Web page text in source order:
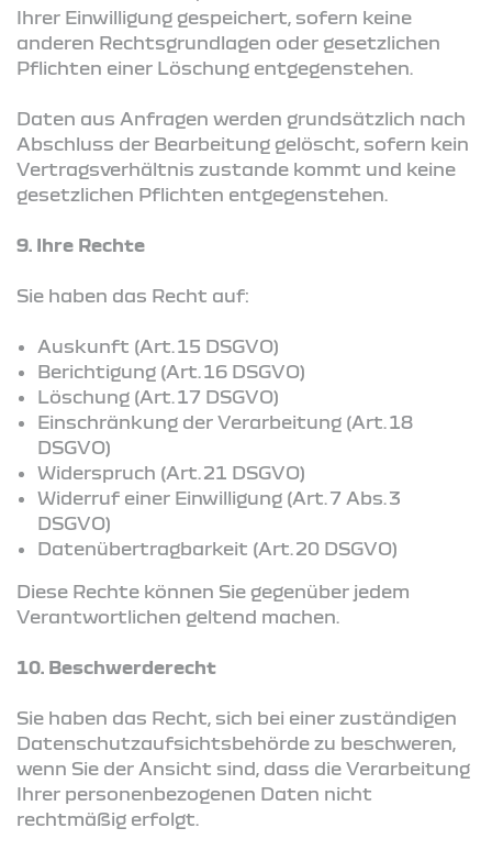
Ihrer Einwilligung gespeichert, sofern keine
anderen Rechtsgrundlagen oder gesetzlichen
Pflichten einer Löschung entgegenstehen.
Daten aus Anfragen werden grundsätzlich nach
Abschluss der Bearbeitung gelöscht, sofern kein
Vertragsverhältnis zustande kommt und keine
gesetzlichen Pflichten entgegenstehen.
9. Ihre Rechte
Sie haben das Recht auf:
Auskunft (Art. 15 DSGVO)
Berichtigung (Art. 16 DSGVO)
Löschung (Art. 17 DSGVO)
Einschränkung der Verarbeitung (Art. 18
DSGVO)
Widerspruch (Art. 21 DSGVO)
Widerruf einer Einwilligung (Art. 7 Abs. 3
DSGVO)
Datenübertragbarkeit (Art. 20 DSGVO)
Diese Rechte können Sie gegenüber jedem
Verantwortlichen geltend machen.
10. Beschwerderecht
Sie haben das Recht, sich bei einer zuständigen
Datenschutzaufsichtsbehörde zu beschweren,
wenn Sie der Ansicht sind, dass die Verarbeitung
Ihrer personenbezogenen Daten nicht
rechtmäßig erfolgt.